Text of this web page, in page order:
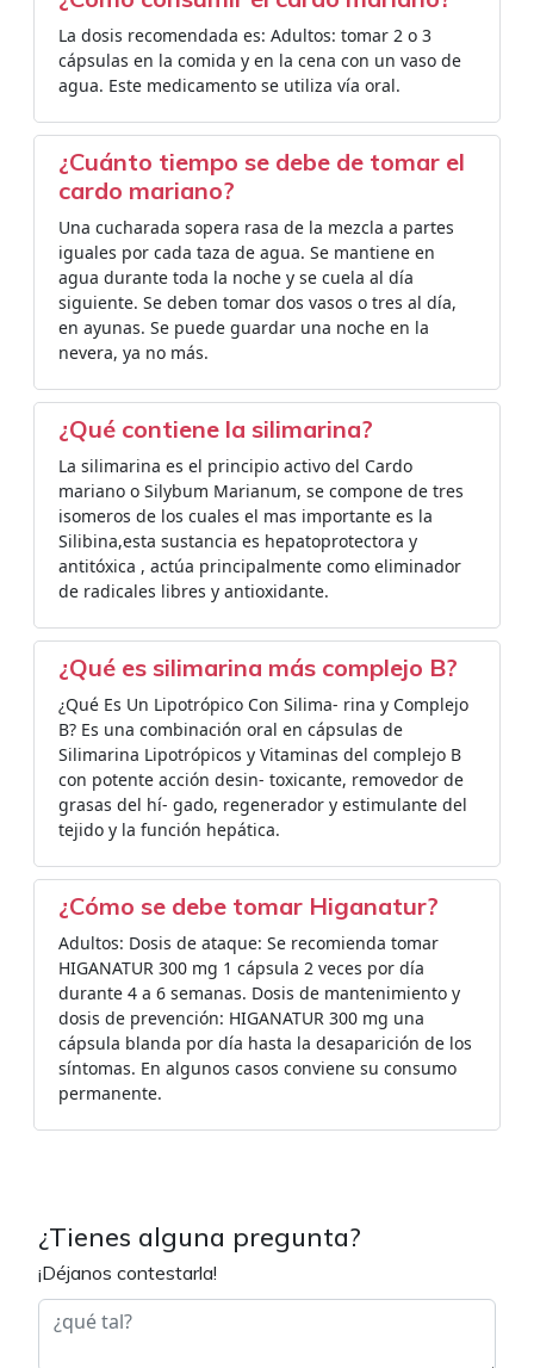
La dosis recomendada es: Adultos: tomar 2 o 3
cápsulas en la comida y en la cena con un vaso de
agua. Este medicamento se utiliza vía oral.
¿Cuánto tiempo se debe de tomar el
cardo mariano?
Una cucharada sopera rasa de la mezcla a partes
iguales por cada taza de agua. Se mantiene en
agua durante toda la noche y se cuela al día
siguiente. Se deben tomar dos vasos o tres al día,
en ayunas. Se puede guardar una noche en la
nevera, ya no más.
¿Qué contiene la silimarina?
La silimarina es el principio activo del Cardo
mariano o Silybum Marianum, se compone de tres
isomeros de los cuales el mas importante es la
Silibina,esta sustancia es hepatoprotectora y
antitóxica , actúa principalmente como eliminador
de radicales libres y antioxidante.
¿Qué es silimarina más complejo B?
¿Qué Es Un Lipotrópico Con Silima- rina y Complejo
B? Es una combinación oral en cápsulas de
Silimarina Lipotrópicos y Vitaminas del complejo B
con potente acción desin- toxicante, removedor de
grasas del hí- gado, regenerador y estimulante del
tejido y la función hepática.
¿Cómo se debe tomar Higanatur?
Adultos: Dosis de ataque: Se recomienda tomar
HIGANATUR 300 mg 1 cápsula 2 veces por día
durante 4 a 6 semanas. Dosis de mantenimiento y
dosis de prevención: HIGANATUR 300 mg una
cápsula blanda por día hasta la desaparición de los
síntomas. En algunos casos conviene su consumo
permanente.
¿Tienes alguna pregunta?
¡Déjanos contestarla!